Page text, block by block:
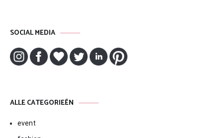
SOCIAL MEDIA
ALLE CATEGORIEËN
event